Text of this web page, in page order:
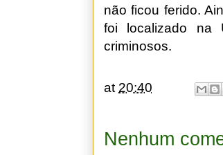
não ficou ferido.
foi localizado na
criminosos.
at 20:40
Nenhum